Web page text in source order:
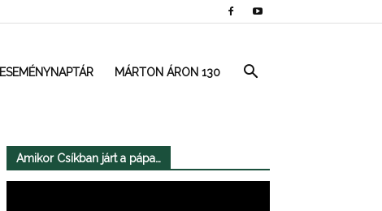
ESEMÉNYNAPTÁR MÁRTON ÁRON 130
Amikor Csíkban járt a pápa…